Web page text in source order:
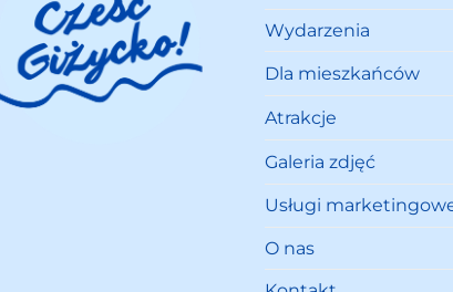
Wydarzenia
Dla mieszkańców
Atrakcje
Galeria zdjęć
Usługi
O nas